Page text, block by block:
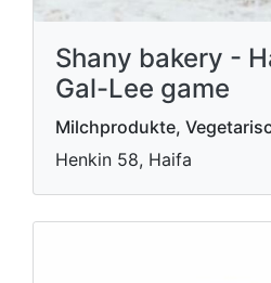
Shany bakery -
Gal-Lee game
Milchprodukte,
Henkin 58, Haifa